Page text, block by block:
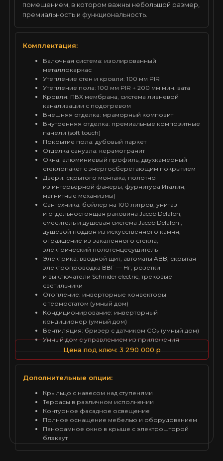
Дополнительные опции:
Крыльцо с навесом над ступенями
Террасы в различном исполнении
Контурное фасадное освещение
Полное оснащение мебелью и оборудованием
Панорамное окно в крыше с электрошторой
блэкаут
Комплектация:
Балочная система: изолированный
металлокаркас
Утепление стен и кровли: 100 мм PIR
Утепление пола: 100 мм PIR + 200 мм мин. вата
Кровля: ПВХ мембрана, система ливневой
канализации с подогревом
Внешняя отделка: мраморный композит
Внутренняя отделка: премиальные композитные
панели (soft touch)
Покрытие пола: дубовый паркет
Отделка санузла: керамогранит
Окна: алюминиевый профиль, двухкамерный
стеклопакет с энергосберегающим покрытием
Двери: скрытого монтажа, полотно
из интерьерной фанеры, фурнитура Италия,
магнитные механизмы)
Сантехника: бойлер на 100 литров, унитаз
и отдельностоящая раковина Jacob Delafon,
смеситель и душевая система Jacob Delafon ,
душевой поддон из искусственного камня,
ограждение из закаленного стекла,
электрический полотенцесушитель
Электрика: вводной щит, автоматы ABB, скрытая
электропроводка ВВГ — Нг, розетки
и выключатели Schnider electric, трековые
светильники
Отопление: инверторные конвекторы
с термостатом (умный дом)
Кондиционирование: инверторный
кондиционер (умный дом)
Вентиляция: бризер с датчиком CO₂ (умный дом)
Умный дом с управлением из приложения
помещением, в котором важны небольшой размер,
премиальность и функциональность.
Цена под ключ: 3 290 000 р